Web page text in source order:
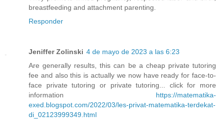
breastfeeding and attachment parenting.
Responder
Jeniffer Zolinski 4 de mayo de 2023 a las 6:23
Are generally results, this can be a cheap private tutoring
fee and also this is actually we now have ready for face-to-
face private tutoring or private tutoring... click for more
information https://matematika-
exed.blogspot.com/2022/03/les-privat-matematika-terdekat-
di_02123999349.html